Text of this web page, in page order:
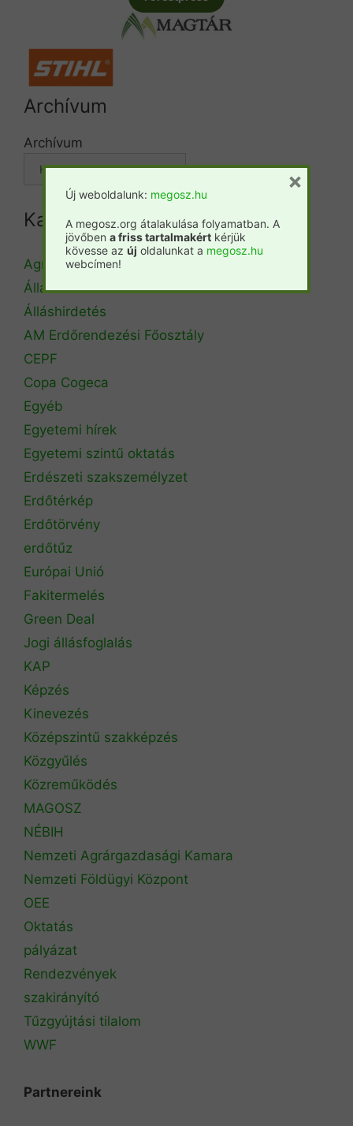
Archívum
Archívum
Kategóriák
Agrárminisztérium
Állásbörze
Álláshirdetés
AM Erdőrendezési Főosztály
CEPF
Copa Cogeca
Egyéb
Egyetemi hírek
Egyetemi szintű oktatás
Erdészeti szakszemélyzet
Erdőtérkép
Erdőtörvény
erdőtűz
Európai Unió
Fakitermelés
Green Deal
Jogi állásfoglalás
KAP
Képzés
Kinevezés
Középszintű szakképzés
Közgyűlés
Közreműködés
MAGOSZ
NÉBIH
Nemzeti Agrárgazdasági Kamara
Nemzeti Földügyi Központ
OEE
Oktatás
pályázat
Rendezvények
szakirányító
Tűzgyújtási tilalom
WWF
Partnereink
Új weboldalunk: megosz.hu
A megosz.org átalakulása folyamatban. A
jövőben a friss tartalmakért kérjük
kövesse az új oldalunkat a megosz.hu
webcímen!
×